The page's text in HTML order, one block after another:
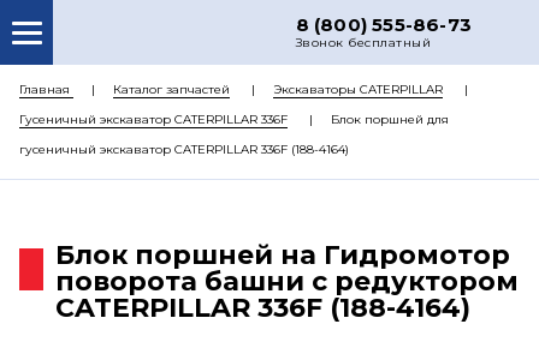
8 (800) 555-86-73
Звонок бесплатный
О НАС
КАТАЛОГ ЗАПЧАСТЕЙ
РЕМОНТ
ЦЕНЫ
КОНТАКТЫ
Главная Каталог запчастей
Экскаваторы CATERPILLAR
Гусеничный экскаватор CATERPILLAR 336F
Блок поршней для
гусеничный экскаватор CATERPILLAR 336F (188-4164)
Блок поршней на Гидромотор
поворота башни с редуктором
CATERPILLAR 336F (188-4164)